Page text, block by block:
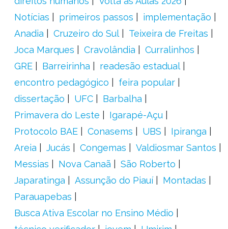
Notícias
primeiros passos
implementação
Anadia
Cruzeiro do Sul
Teixeira de Freitas
Joca Marques
Cravolândia
Curralinhos
GRE
Barreirinha
readesão estadual
encontro pedagógico
feira popular
dissertação
UFC
Barbalha
Primavera do Leste
Igarapé-Açu
Protocolo BAE
Conasems UBS
Ipiranga
Areia
Jucás Congemas
Valdiosmar Santos
Messias
Nova Canaã
São Roberto
Japaratinga
Assunção do Piauí
Montadas
Parauapebas
Busca Ativa Escolar no Ensino Médio